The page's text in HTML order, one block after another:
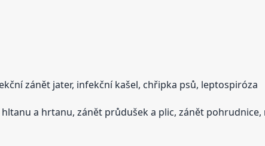
zánět jater, infekční kašel, chřipka psů, leptospiróza
a hrtanu, zánět průdušek a plic, zánět pohrudnice,